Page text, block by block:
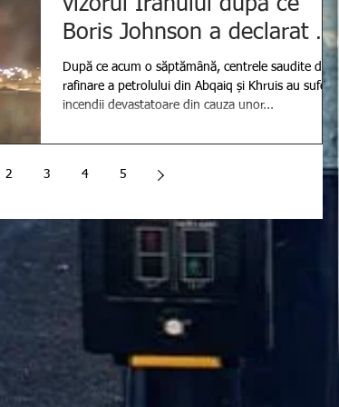
vizorul Iranului după ce
Boris Johnson a declarat că
Teheranul este respo
După ce acum o săptămână, centrele saudite de
rafinare a petrolului din Abqaiq și Khruis au suferit
incendii devastatoare din cauza unor...
2 3 4 5